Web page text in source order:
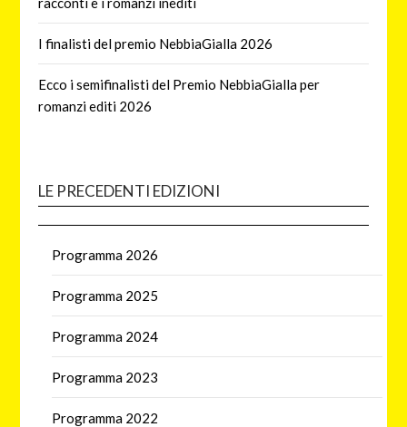
I finalisti del premio NebbiaGialla 2026
Ecco i semifinalisti del Premio NebbiaGialla per
romanzi editi 2026
LE PRECEDENTI EDIZIONI
Programma 2026
Programma 2025
Programma 2024
Programma 2023
Programma 2022